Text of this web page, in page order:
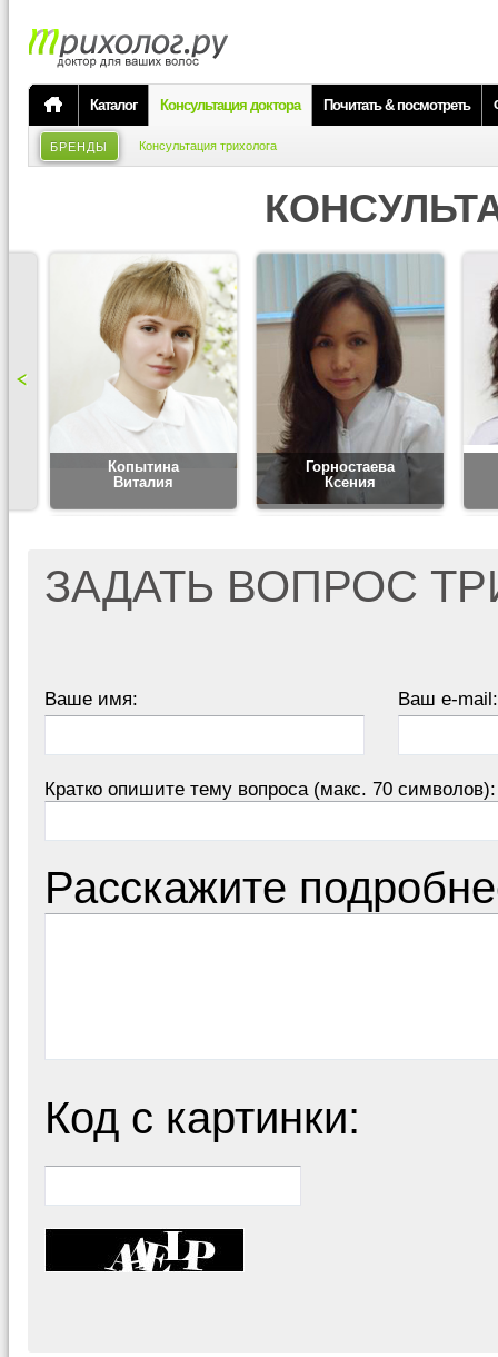
Каталог Консультация доктора Почитать & посмотреть
БРЕНДЫ Консультация трихолога
Копытина
Виталия
Горностаева
Ксения
ЗАДАТЬ ВОПРОС
Ваше имя: Ваш e-mail:
Кратко опишите тему вопроса (макс. 70 символов):
Расскажите
Код с картинки: